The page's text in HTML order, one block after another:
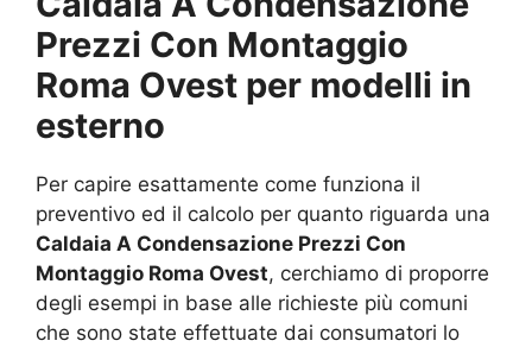
Prezzi Con Montaggio
Roma Ovest per modelli in
esterno
Per capire esattamente come funziona il
preventivo ed il calcolo per quanto riguarda una
Caldaia A Condensazione Prezzi Con
Montaggio Roma Ovest, cerchiamo di proporre
degli esempi in base alle richieste più comuni
che sono state effettuate dai consumatori lo